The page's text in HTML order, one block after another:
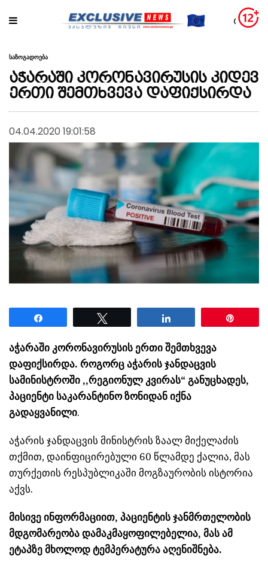
საზოგადოება
აჭარაში კორონავირუსის კიდევ
ერთი შემთხვევა დაფიქსირდა
04.04.2020 19:01:58
აჭარაში კორონავირუსის ერთი შემთხვევა
დაფიქსირდა. როგორც აჭარის ჯანდაცვის
სამინისტროში ,,რეგიონულ კვირას“ განუცხადეს,
პაციენტი საკარანტინო ზონიდან იქნა
გადაყვანილი.
აჭარის ჯანდაცვის მინისტრის ზაალ მიქელაძის
თქმით, დაინფიცირებული 60 წლამდე ქალია, მას
თურქეთის რესპუბლიკაში მოგზაურობის ისტორია
აქვს.
მისივე ინფორმაციით, პაციენტის ჯანმრთელობის
მდგომარეობა დამაკმაყოფილებელია, მას ამ
ეტაპზე მხოლოდ ტემპერატურა აღენიშნება.